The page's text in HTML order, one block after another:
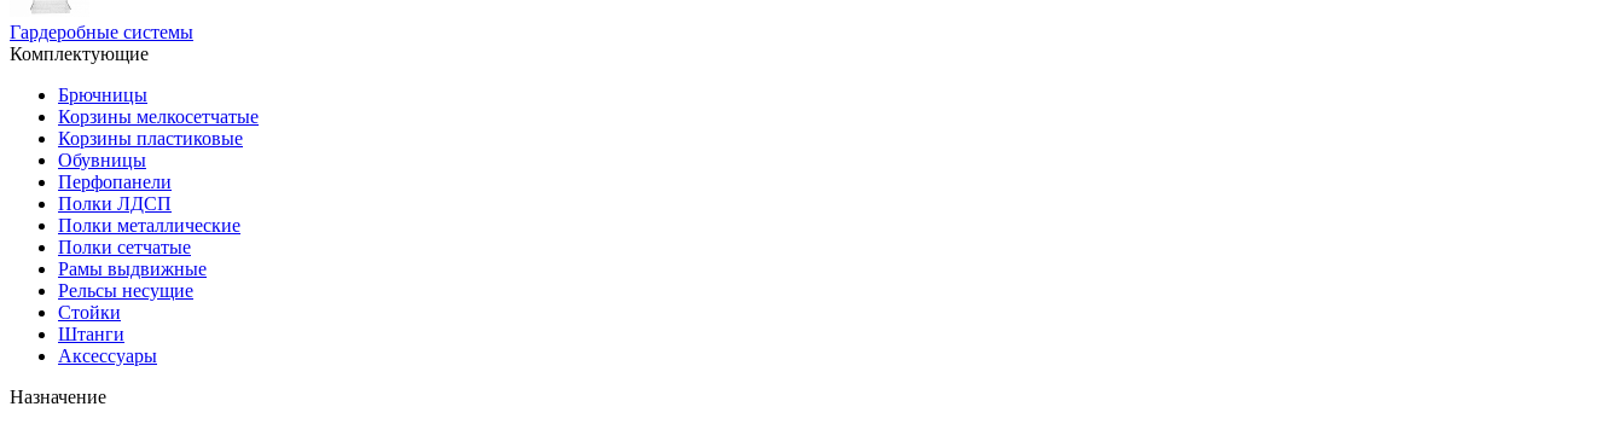
Гардеробные системы
Комплектующие
Брючницы
Корзины мелкосетчатые
Корзины пластиковые
Обувницы
Перфопанели
Полки ЛДСП
Полки металлические
Полки сетчатые
Рамы выдвижные
Рельсы несущие
Стойки
Штанги
Аксессуары
Назначение